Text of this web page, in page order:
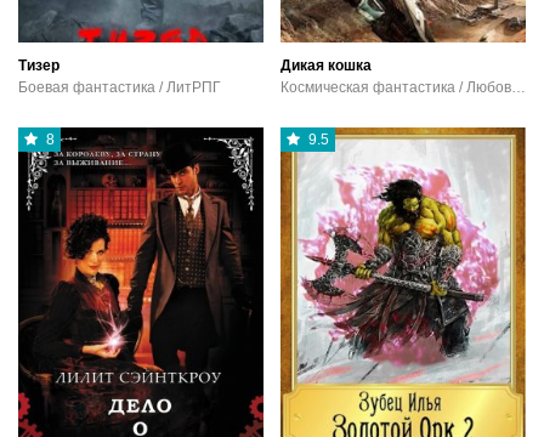
Тизер
Боевая фантастика / ЛитРПГ
Дикая кошка
Космическая фантастика / Любовная фантастика
8 9.5